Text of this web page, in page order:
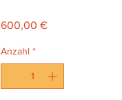
600,00 €Preis
Anzahl *